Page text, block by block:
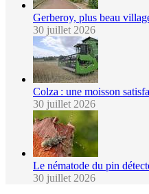
Gerberoy, plus beau
30 juillet 2026
Colza : une moisson
30 juillet 2026
Le nématode du pin
30 juillet 2026